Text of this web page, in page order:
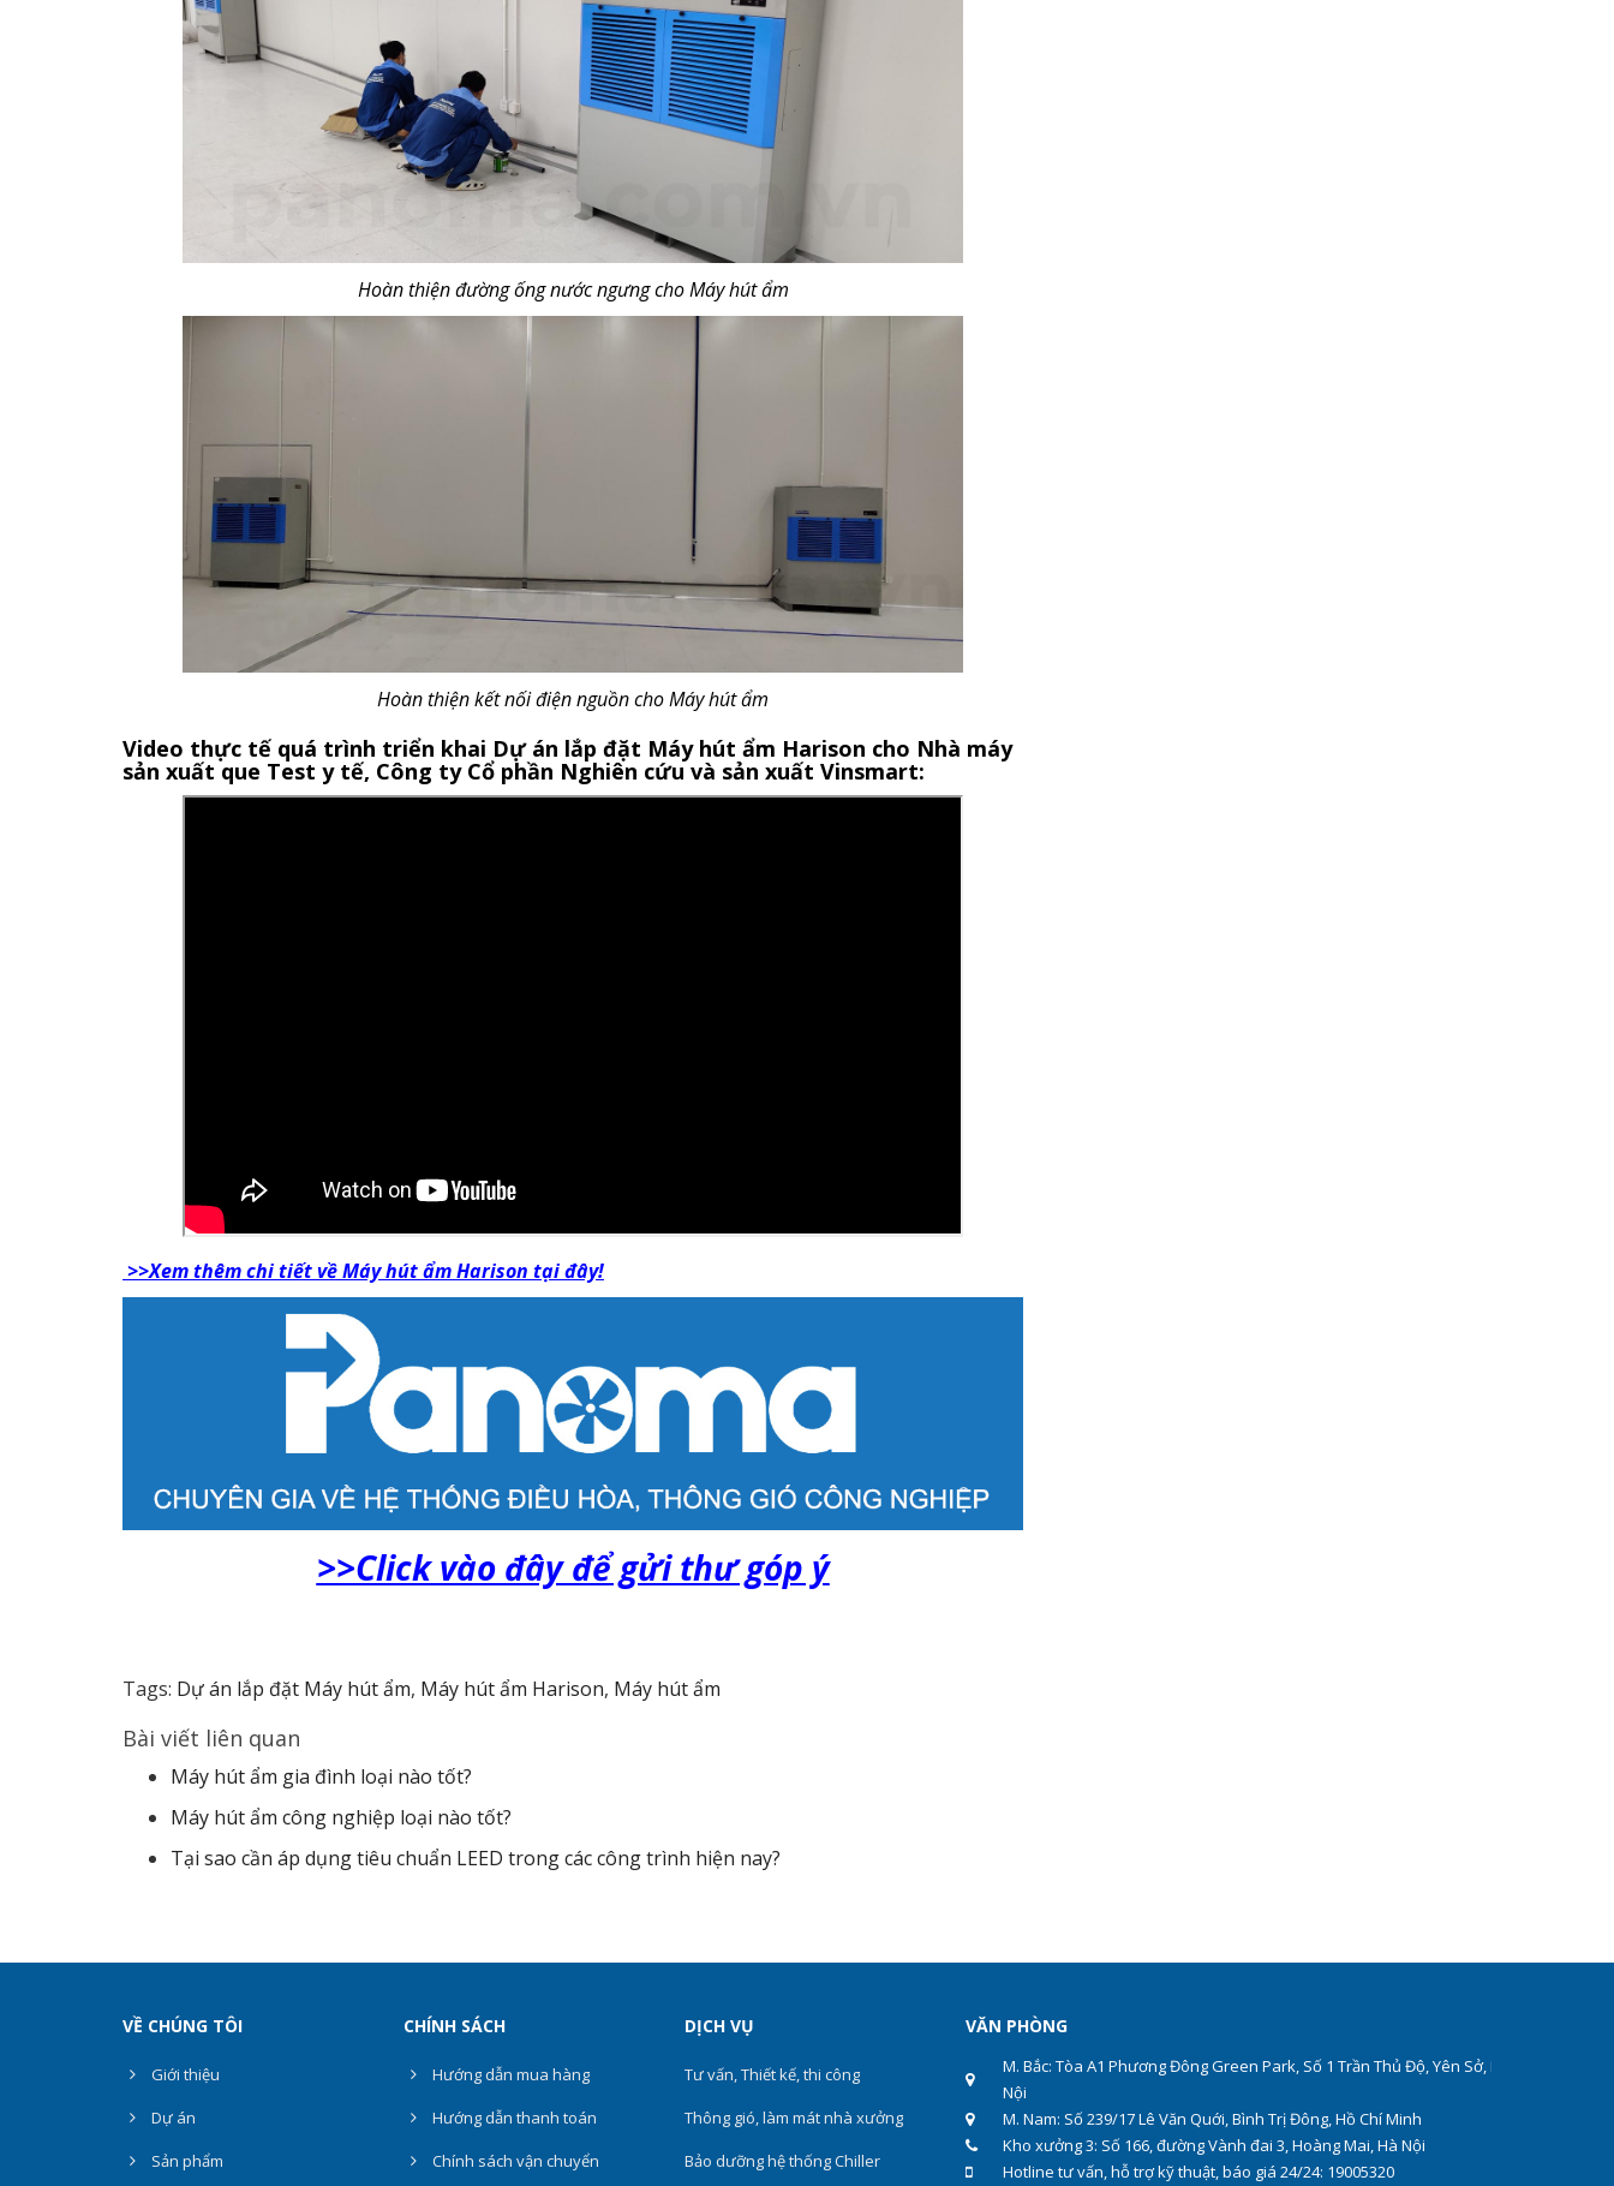
Hoàn thiện đường ống nước ngưng cho Máy hút ẩm
Hoàn thiện kết nối điện nguồn cho Máy hút ẩm
Video thực tế quá trình triển khai Dự án lắp đặt Máy hút ẩm Harison cho Nhà máy
sản xuất que Test y tế, Công ty Cổ phần Nghiên cứu và sản xuất Vinsmart:
>>Xem thêm chi tiết về Máy hút ẩm Harison tại đây!
>>Click vào đây để gửi thư góp ý
Tags: Dự án lắp đặt Máy hút ẩm, Máy hút ẩm Harison, Máy hút ẩm
Bài viết liên quan
Máy hút ẩm gia đình loại nào tốt?
Máy hút ẩm công nghiệp loại nào tốt?
Tại sao cần áp dụng tiêu chuẩn LEED trong các công trình hiện nay?
VỀ CHÚNG TÔI
Giới thiệu
Dự án
Sản phẩm
CHÍNH SÁCH
Hướng dẫn mua hàng
Hướng dẫn thanh toán
Chính sách vận chuyển
DỊCH VỤ
Tư vấn, Thiết kế, thi công
Thông gió, làm mát nhà xưởng
Bảo dưỡng hệ thống Chiller
VĂN PHÒNG
M. Bắc: Tòa A1 Phương Đông Green Park, Số 1 Trần Thủ Độ, Yên Sở, Hà
Nội
M. Nam: Số 239/17 Lê Văn Quới, Bình Trị Đông, Hồ Chí Minh
Kho xưởng 3: Số 166, đường Vành đai 3, Hoàng Mai, Hà Nội
Hotline tư vấn, hỗ trợ kỹ thuật, báo giá 24/24: 19005320